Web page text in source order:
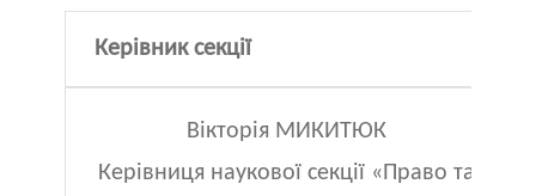
Керівник секції
Вікторія МИКИТЮК
Керівниця наукової секції «Право та